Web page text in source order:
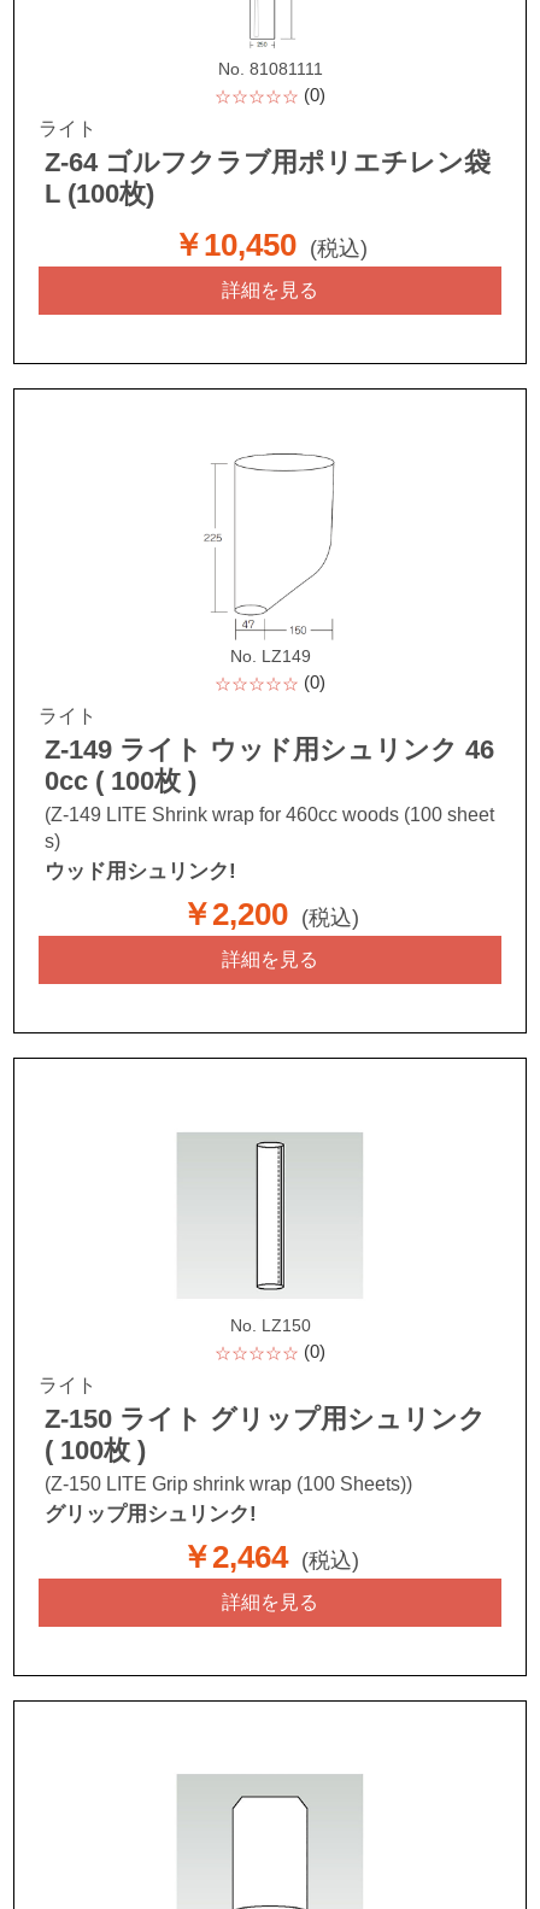
No. 81081111
☆☆☆☆☆ (0)
ライト
Z-64 ゴルフクラブ用ポリエチレン袋
L (100枚)
￥10,450 (税込)
詳細を見る
No. LZ149
☆☆☆☆☆ (0)
ライト
Z-149 ライト ウッド用シュリンク 46
0cc ( 100枚 )
(Z-149 LITE Shrink wrap for 460cc woods (100 sheet
s)
ウッド用シュリンク!
￥2,200 (税込)
詳細を見る
No. LZ150
☆☆☆☆☆ (0)
ライト
Z-150 ライト グリップ用シュリンク
( 100枚 )
(Z-150 LITE Grip shrink wrap (100 Sheets))
グリップ用シュリンク!
￥2,464 (税込)
詳細を見る